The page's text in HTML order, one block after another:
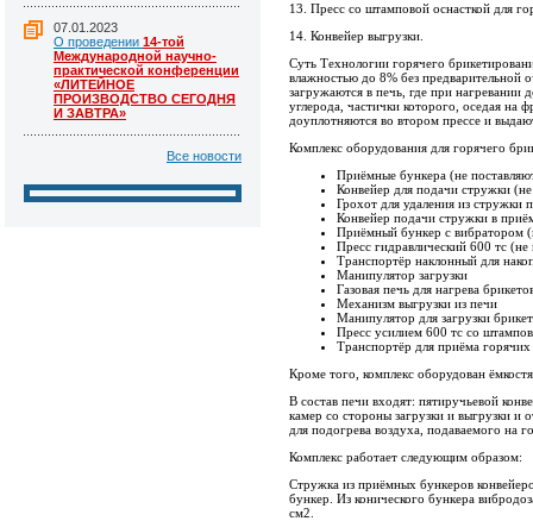
07.01.2023
О проведении 14-той
Международной научно-
практической конференции
«ЛИТЕЙНОЕ
ПРОИЗВОДСТВО СЕГОДНЯ
И ЗАВТРА»
Все новости
13. Пресс со штамповой оснасткой для
14. Конвейер выгрузки.
Суть Технологии горячего
влажностью до 8% без предварительной
загружаются в печь, где при
углерода, частички которого, оседая на
доуплотняются во втором прессе и
Комплекс оборудования для горячего
Приёмные бункера (не
Конвейер для подачи стружки (не
Грохот для удаления из стружки
Конвейер подачи стружки в
Приёмный бункер с вибратором
Пресс гидравлический 600 тс (не
Транспортёр наклонный для
Манипулятор загрузки
Газовая печь для нагрева
Механизм выгрузки из печи
Манипулятор для загрузки
Пресс усилием 600 тс со
Транспортёр для приёма
Кроме того, комплекс оборудован
В состав печи входят: пятиручьевой
камер со стороны загрузки и выгрузки и
для подогрева воздуха, подаваемого на
Комплекс работает следующим образом:
Стружка из приёмных бункеров
бункер. Из конического бункера
см2.